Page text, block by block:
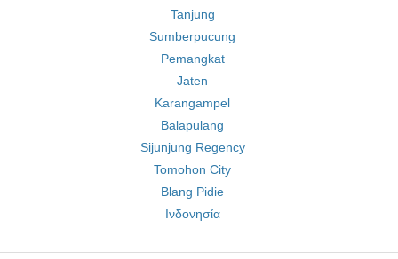
Tanjung
Sumberpucung
Pemangkat
Jaten
Karangampel
Balapulang
Sijunjung Regency
Tomohon City
Blang Pidie
Ινδονησία